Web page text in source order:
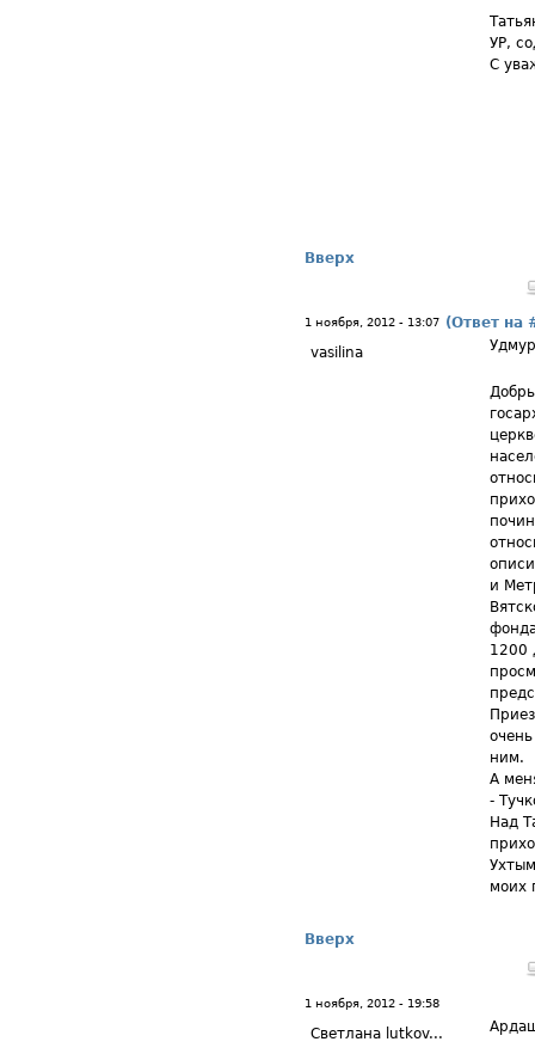
УР,
С
Вверх
1 ноября, 2012 - 13:07 (Ответ на
vasilina
и
1200
ним.
А
-
Над
моих
Вверх
1 ноября, 2012 - 19:58
Светлана lutkov...